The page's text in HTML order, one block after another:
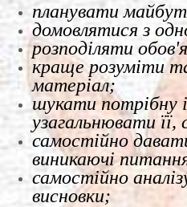
планувати
домовлятися з
розподіляти
краще розуміти
матеріал;
шукати потрібну
узагальнювати
самостійно
виникаючі
самостійно
висновки;